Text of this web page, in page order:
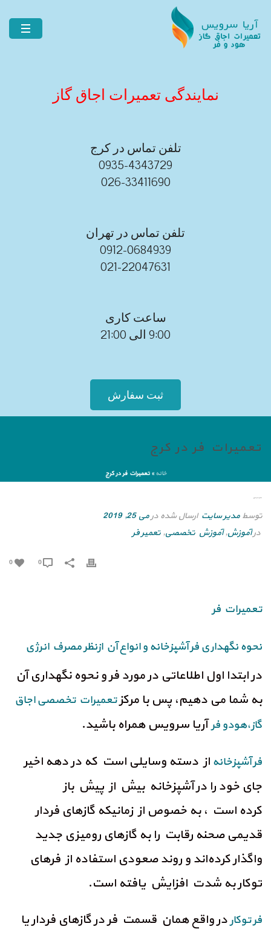
نمایندگی تعمیرات اجاق گاز
تلفن تماس در کرج
0935-4343729
026-33411690
تلفن تماس در تهران
0912-0684939
021-22047631
ساعت کاری
9:00 الی 21:00
ثبت سفارش
تعمیرات فر در کرج
خانه »تعمیرات فر در کرج
تعمیرات فر در کرج
توسطمدیر سایت ارسال شده درمی 25, 2019
درآموزش,آموزش تخصصی,تعمیر فر
0
تعمیرات فر
نحوه نگهداریفر آشپزخانهو انواع آن ازنظر مصرف انرژی
در ابتدا اول اطلاعاتی در مورد فر و نحوه نگهداری آن
به شما می دهیم، پس با مرکزتعمیرات تخصصی اجاق
گاز،هودو فرآریا سرویس همراه باشید.
فر آشپزخانه از دسته وسایلی است که در دهه اخیر
جای خود را در آشپزخانه بیش از پیش باز
کرده است ، به خصوص از زمانیکه گازهای فردار
قدیمی صحنه رقابت را به گازهای رومیزی جدید
واگذار کرده‌اند و روند صعودی استفاده از فرهای
توکار به شدت افزایش یافته است.
فر توکاردر واقع همان قسمت فر در گازهای فردار یا